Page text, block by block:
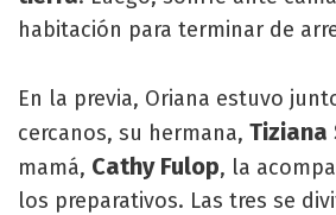
habitación para terminar de
En la previa, Oriana estuvo
cercanos, su hermana, Tiziana
mamá, Cathy Fulop, la
los preparativos. Las tres se